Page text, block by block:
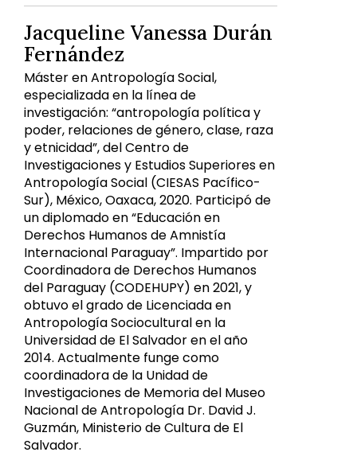
Jacqueline Vanessa Durán
Fernández
Máster en Antropología Social,
especializada en la línea de
investigación: “antropología política y
poder, relaciones de género, clase, raza
y etnicidad”, del Centro de
Investigaciones y Estudios Superiores en
Antropología Social (CIESAS Pacífico-
Sur), México, Oaxaca, 2020. Participó de
un diplomado en “Educación en
Derechos Humanos de Amnistía
Internacional Paraguay”. Impartido por
Coordinadora de Derechos Humanos
del Paraguay (CODEHUPY) en 2021, y
obtuvo el grado de Licenciada en
Antropología Sociocultural en la
Universidad de El Salvador en el año
2014. Actualmente funge como
coordinadora de la Unidad de
Investigaciones de Memoria del Museo
Nacional de Antropología Dr. David J.
Guzmán, Ministerio de Cultura de El
Salvador.